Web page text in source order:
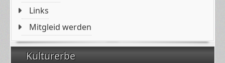
Links
Mitgleid werden
Kulturerbe